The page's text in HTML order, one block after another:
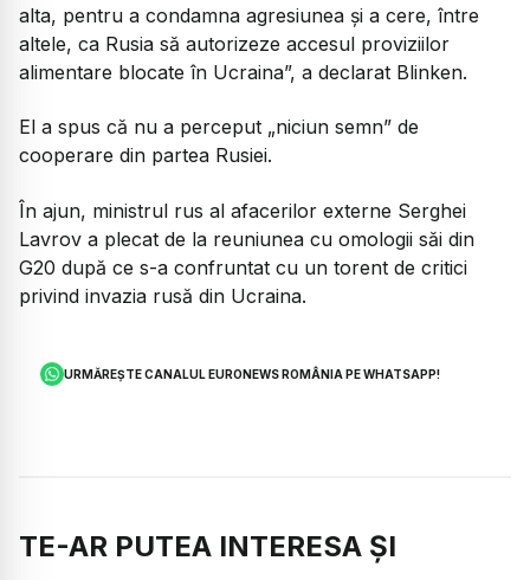
alta, pentru a condamna agresiunea şi a cere, între
altele, ca Rusia să autorizeze accesul proviziilor
alimentare blocate în Ucraina”, a declarat Blinken.
El a spus că nu a perceput „niciun semn” de
cooperare din partea Rusiei.
În ajun, ministrul rus al afacerilor externe Serghei
Lavrov a plecat de la reuniunea cu omologii săi din
G20 după ce s-a confruntat cu un torent de critici
privind invazia rusă din Ucraina.
URMĂREȘTE CANALUL EURONEWS ROMÂNIA PE WHATSAPP!
TE-AR PUTEA INTERESA ȘI